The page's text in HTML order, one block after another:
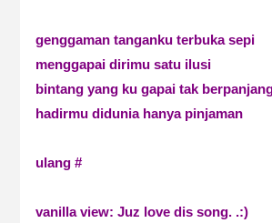
genggaman tanganku terbuka sepi
menggapai dirimu satu ilusi
bintang yang ku gapai tak
hadirmu didunia hanya pinjaman
ulang #
vanilla view: Juz love dis song. .:)